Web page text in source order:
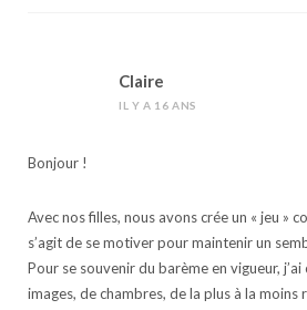
Claire
IL Y A 16 ANS
Bonjour !
Avec nos filles, nous avons crée un « jeu »
s’agit de se motiver pour maintenir un
Pour se souvenir du barème en vigueur,
images, de chambres, de la plus à la moins